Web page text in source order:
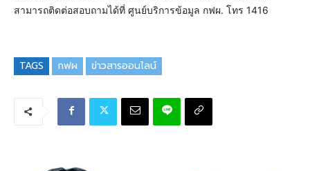
สามารถติดต่อสอบถามได้ที่ ศูนย์บริการข้อมูล กฟผ. โทร 1416
TAGS กฟผ ข่าวสารออนไลน์